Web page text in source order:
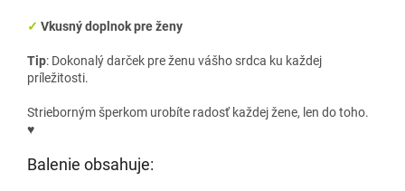
✓ Vkusný doplnok pre ženy
Tip: Dokonalý darček pre ženu vášho srdca ku každej
príležitosti.
Strieborným šperkom urobíte radosť každej žene, len do toho.
♥
Balenie obsahuje: